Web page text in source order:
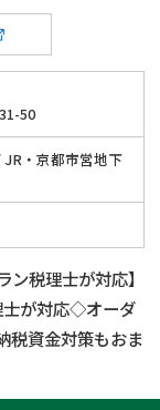
50
・京都市営地下
ン税理士が対応】
士が対応◇オーダ
税資金対策もおま